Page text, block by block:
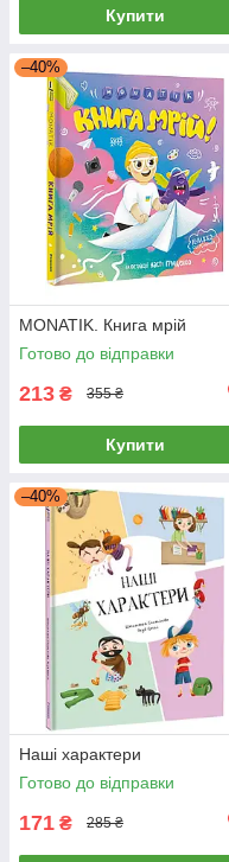
Купити
–40%
MONATIK. Книга мрій
Готово до відправки
213 ₴ 355 ₴
Купити
–40%
Наші характери
Готово до відправки
171 ₴ 285 ₴